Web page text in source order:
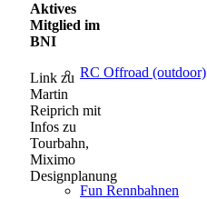
RC Offroad (outdoor)
Fun Rennbahnen
Aktives
Mitglied im
BNI
Link zu
Martin
Reiprich mit
Infos zu
Tourbahn,
Miximo
Designplanung